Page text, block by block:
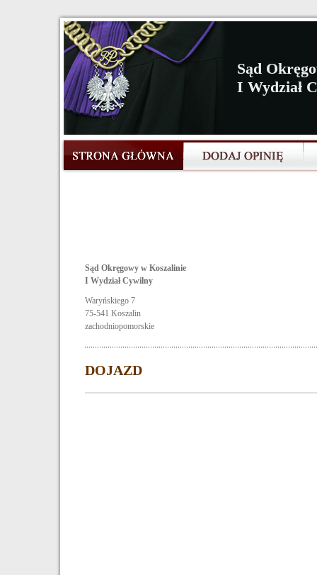
Sąd
I Wydział
Sąd Okręgowy w Koszalinie
I Wydział Cywilny
Waryńskiego 7
75-541 Koszalin
zachodniopomorskie
DOJAZD